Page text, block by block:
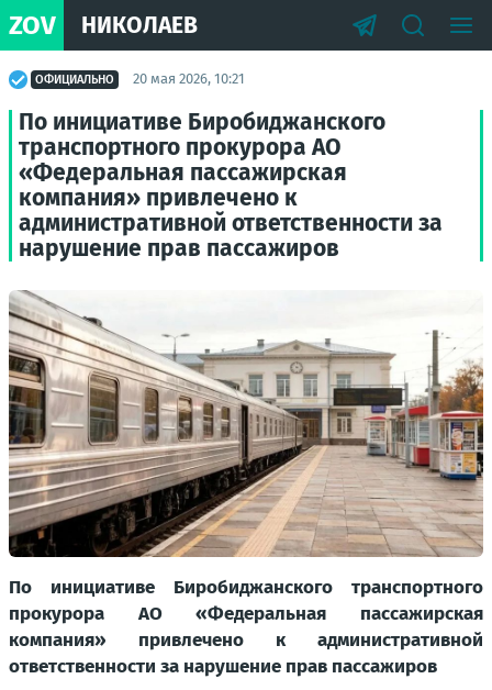
ZOV НИКОЛАЕВ
ОФИЦИАЛЬНО 20 мая 2026, 10:21
По инициативе Биробиджанского
транспортного прокурора АО
«Федеральная пассажирская
компания» привлечено к
административной ответственности за
нарушение прав пассажиров
По инициативе Биробиджанского транспортного
прокурора АО «Федеральная пассажирская
компания» привлечено к административной
ответственности за нарушение прав пассажиров